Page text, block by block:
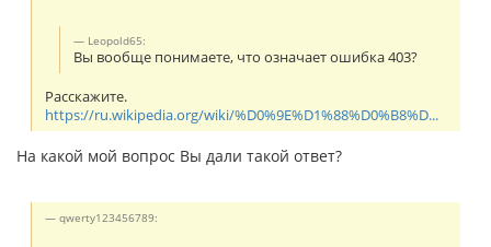
Leopold65:
Вы вообще понимаете, что означает ошибка 403?
Расскажите.
https://ru.wikipedia.org/wiki/%D0%9E%D1%88%D0%B8%D...
На какой мой вопрос Вы дали такой ответ?
qwerty123456789: